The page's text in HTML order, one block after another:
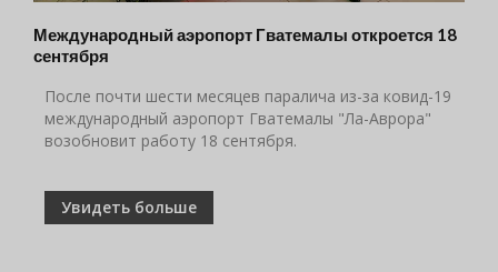
Международный аэропорт Гватемалы откроется 18
сентября
После почти шести месяцев паралича из-за ковид-19
международный аэропорт Гватемалы "Ла-Аврора"
возобновит работу 18 сентября.
Увидеть больше